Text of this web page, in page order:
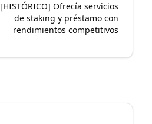
[HISTÓRICO] Ofrecía servicios
de staking y préstamo con
rendimientos competitivos